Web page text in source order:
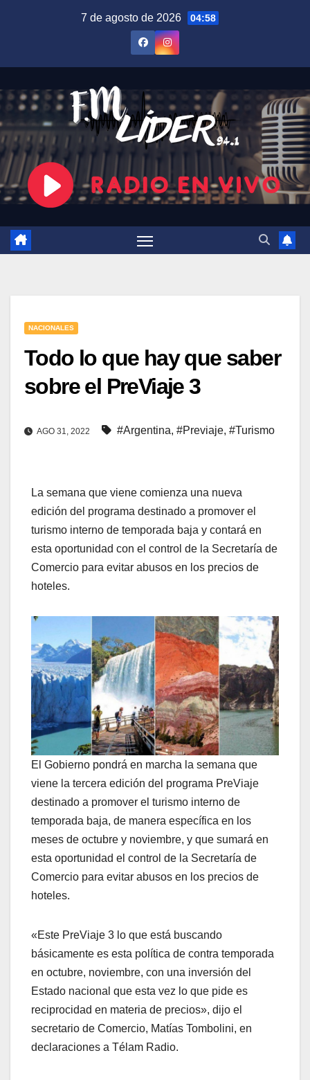
7 de agosto de 2026 04:58
NACIONALES
Todo lo que hay que saber
sobre el PreViaje 3
AGO 31, 2022 #Argentina, #Previaje, #Turismo
La semana que viene comienza una nueva
edición del programa destinado a promover el
turismo interno de temporada baja y contará en
esta oportunidad con el control de la Secretaría de
Comercio para evitar abusos en los precios de
hoteles.
El Gobierno pondrá en marcha la semana que
viene la tercera edición del programa PreViaje
destinado a promover el turismo interno de
temporada baja, de manera específica en los
meses de octubre y noviembre, y que sumará en
esta oportunidad el control de la Secretaría de
Comercio para evitar abusos en los precios de
hoteles.
«Este PreViaje 3 lo que está buscando
básicamente es esta política de contra temporada
en octubre, noviembre, con una inversión del
Estado nacional que esta vez lo que pide es
reciprocidad en materia de precios», dijo el
secretario de Comercio, Matías Tombolini, en
declaraciones a Télam Radio.